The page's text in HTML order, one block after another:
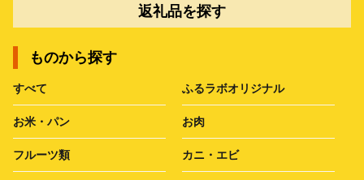
返礼品を探す
ものから探す
すべて ふるラボオリジナル
お米・パン お肉
フルーツ類 カニ・エビ